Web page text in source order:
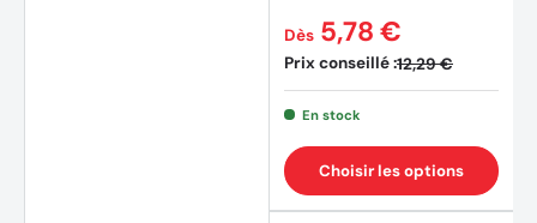
Prix conseillé :12,29 €
Dès 5,78 €
En stock
Choisir les options